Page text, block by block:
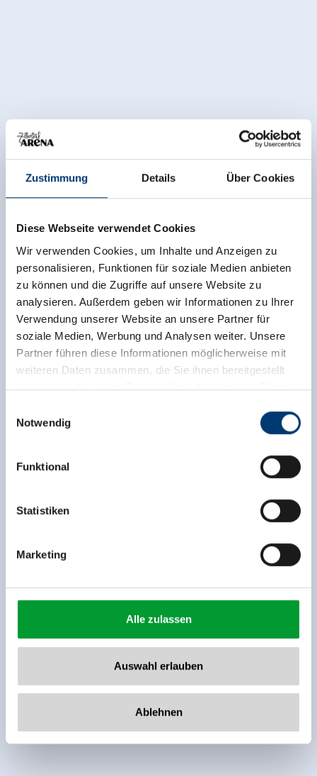
Zustimmung Details Über Cookies
Diese Webseite verwendet Cookies
Wir verwenden Cookies, um Inhalte und Anzeigen zu
personalisieren, Funktionen für soziale Medien anbieten
zu können und die Zugriffe auf unsere Website zu
analysieren. Außerdem geben wir Informationen zu Ihrer
Verwendung unserer Website an unsere Partner für
soziale Medien, Werbung und Analysen weiter. Unsere
Partner führen diese Informationen möglicherweise mit
weiteren Daten zusammen, die Sie ihnen bereitgestellt
haben oder die sie im Rahmen Ihrer Nutzung der Dienste
Rohr 23// A-6280 Zell am Ziller
www.zillertalarena.com
Notwendig
Funktional
Statistiken
Marketing
Alle zulassen
Auswahl erlauben
Ablehnen